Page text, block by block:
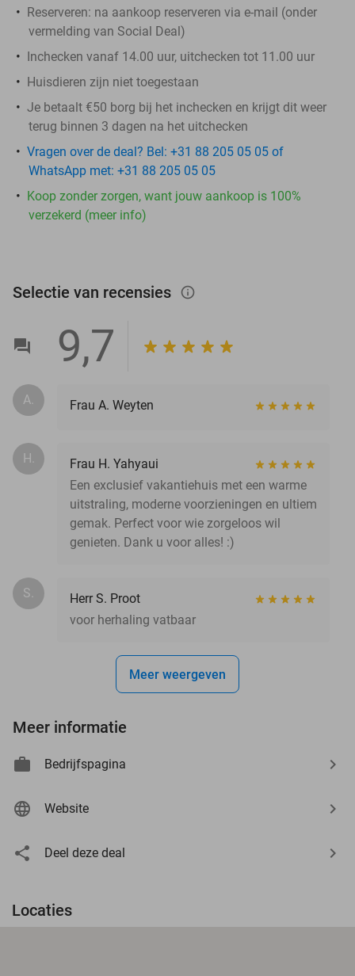
Reserveren: na aankoop reserveren via e-mail (onder
vermelding van Social Deal)
Inchecken vanaf 14.00 uur, uitchecken tot 11.00 uur
Huisdieren zijn niet toegestaan
Je betaalt €50 borg bij het inchecken en krijgt dit weer
terug binnen 3 dagen na het uitchecken
Vragen over de deal? Bel: +31 88 205 05 05 of
WhatsApp met: +31 88 205 05 05
Koop zonder zorgen, want jouw aankoop is 100%
verzekerd (meer info)
Selectie van recensies info_outlined
9,7
A. Frau A. Weyten
H.
Frau H. Yahyaui
Een exclusief vakantiehuis met een warme
uitstraling, moderne voorzieningen en ultiem
gemak. Perfect voor wie zorgeloos wil
genieten. Dank u voor alles! :)
S.
Herr S. Proot
voor herhaling vatbaar
Meer weergeven
Meer informatie
Bedrijfspagina
Website
Deel deze deal
Locaties